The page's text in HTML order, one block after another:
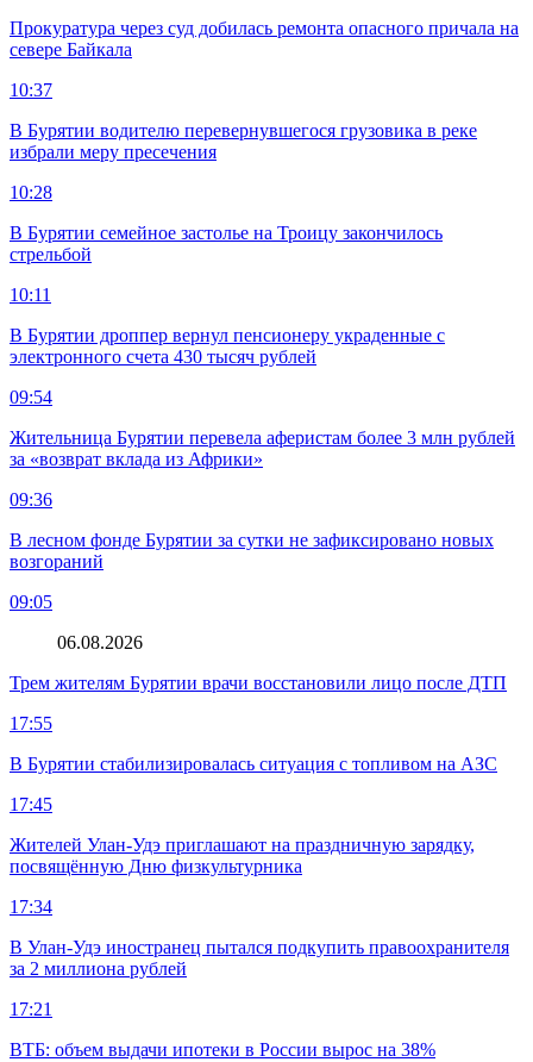
Прокуратура через суд добилась ремонта опасного причала на
севере Байкала
10:37
В Бурятии водителю перевернувшегося грузовика в реке
избрали меру пресечения
10:28
В Бурятии семейное застолье на Троицу закончилось
стрельбой
10:11
В Бурятии дроппер вернул пенсионеру украденные с
электронного счета 430 тысяч рублей
09:54
Жительница Бурятии перевела аферистам более 3 млн рублей
за «возврат вклада из Африки»
09:36
В лесном фонде Бурятии за сутки не зафиксировано новых
возгораний
09:05
06.08.2026
Трем жителям Бурятии врачи восстановили лицо после ДТП
17:55
В Бурятии стабилизировалась ситуация с топливом на АЗС
17:45
Жителей Улан-Удэ приглашают на праздничную зарядку,
посвящённую Дню физкультурника
17:34
В Улан-Удэ иностранец пытался подкупить правоохранителя
за 2 миллиона рублей
17:21
ВТБ: объем выдачи ипотеки в России вырос на 38%